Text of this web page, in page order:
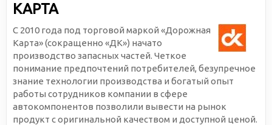
КАРТА
С 2010 года под торговой маркой «Дорожная
Карта» (сокращенно «ДК») начато
производство запасных частей. Четкое
понимание предпочтений потребителей, безупречное
знание технологии производства и богатый опыт
работы сотрудников компании в сфере
автокомпонентов позволили вывести на рынок
продукт с оригинальной качеством и доступной ценой.